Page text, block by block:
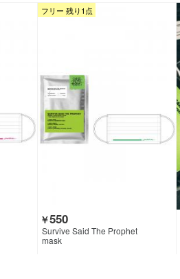
フリー 残り1点
￥550
Survive Said The Prophet
mask